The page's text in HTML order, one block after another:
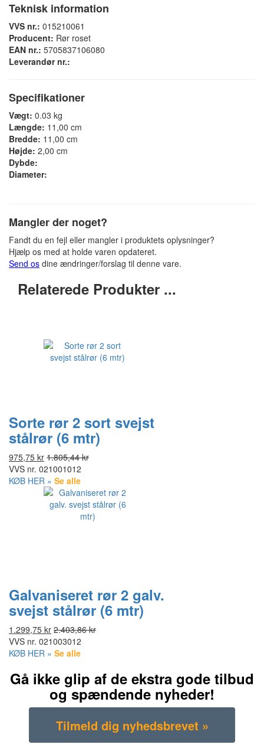
Teknisk information
VVS nr.: 015210061
Producent: Rør roset
EAN nr.: 5705837106080
Leverandør nr.:
Specifikationer
Vægt: 0.03 kg
Længde: 11,00 cm
Bredde: 11,00 cm
Højde: 2,00 cm
Dybde:
Diameter:
Mangler der noget?
Fandt du en fejl eller mangler i produktets oplysninger?
Hjælp os med at holde varen opdateret.
Send os dine ændringer/forslag til denne vare.
Relaterede Produkter ...
Sorte rør 2 sort svejst
stålrør (6 mtr)
975,75 kr 1.805,44 kr
VVS nr. 021001012
KØB HER » Se alle
Galvaniseret rør 2 galv.
svejst stålrør (6 mtr)
1.299,75 kr 2.403,86 kr
VVS nr. 021003012
KØB HER » Se alle
Gå ikke glip af de ekstra gode tilbud
og spændende nyheder!